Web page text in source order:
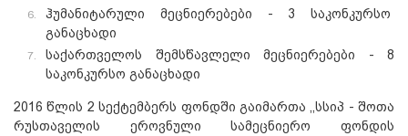
ჰუმანიტარული მეცნიერებები - 3 საკონკურსო
განაცხადი
საქართველოს შემსწავლელი მეცნიერებები - 8
საკონკურსო განაცხადი
2016 წლის 2 სექტემბერს ფონდში გაიმართა ,,სსიპ - შოთა
რუსთაველის ეროვნული სამეცნიერო ფონდის